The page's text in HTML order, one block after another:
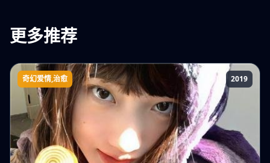
来!!阿
邦的
使徒
更多推荐
爱神迎光来
奇幻爱情,治愈 2019